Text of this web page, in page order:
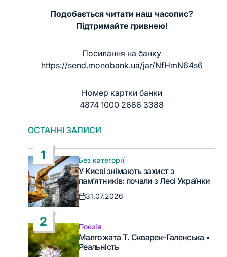
Подобається читати наш часопис?
Підтримайте гривнею!
Посилання на банку
https://send.monobank.ua/jar/NfHmN64s6
Номер картки банки
4874 1000 2666 3388
ОСТАННІ ЗАПИСИ
1
Опублікувати
у
Без категорії
У Києві знімають захист з
пам’ятників: почали з Лесі Українки
Дата
31.07.2026
2
Опублікувати
у
Поезія
Малгожата Т. Скварек-Галенська •
Реальність